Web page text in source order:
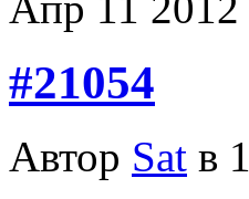
#21054
Автор Sat в